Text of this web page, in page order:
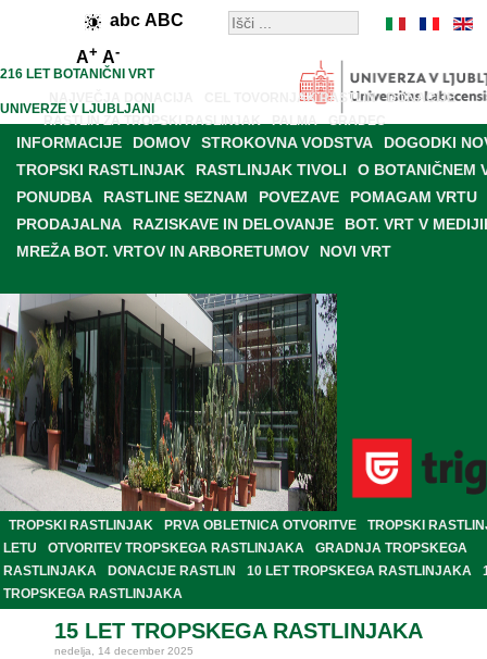
abc ABC
A+ A-
216 LET BOTANIČNI VRT
UNIVERZE V LJUBLJANI
INFORMACIJE DOMOV STROKOVNA VODSTVA
DOGODKI
TROPSKI RASTLINJAK
RASTLINJAK TIVOLI
O BOTANIČNEM
PONUDBA
RASTLINE SEZNAM POVEZAVE
POMAGAM VRTU
PRODAJALNA
RAZISKAVE IN DELOVANJE
BOT. VRT V
MREŽA BOT. VRTOV IN ARBORETUMOV
NOVI VRT
TROPSKI RASTLINJAK PRVA OBLETNICA OTVORITVE
TROPSKI
LETU
OTVORITEV TROPSKEGA RASTLINJAKA
GRADNJA TROPSKEGA
RASTLINJAKA
DONACIJE RASTLIN
CEL TOVORNJAK RASTLIN
DONACIJE
RASTLIN ZA TROPSKI RASLINJAK
PALMA GRADEC
10 LET TROPSKEGA RASTLINJAKA
TROPSKEGA RASTLINJAKA
15 LET TROPSKEGA RASTLINJAKA
nedelja, 14 december 2025